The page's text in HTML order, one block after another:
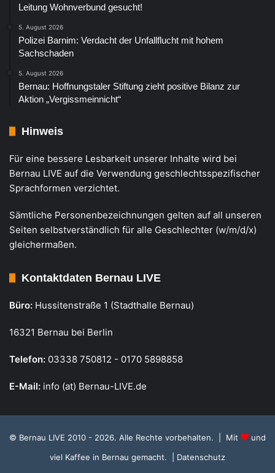
Leitung Wohnverbund gesucht!
5. August 2026
Polizei Barnim: Verdacht der Unfallflucht mit hohem
Sachschaden
5. August 2026
Bernau: Hoffnungstaler Stiftung zieht positive Bilanz zur
Aktion „Vergissmeinnicht“
Hinweis
Für eine bessere Lesbarkeit unserer Inhalte wird bei
Bernau LIVE auf die Verwendung geschlechtsspezifischer
Sprachformen verzichtet.
Sämtliche Personenbezeichnungen gelten auf all unseren
Seiten selbstverständlich für alle Geschlechter (w/m/d/x)
gleichermaßen.
Kontaktdaten Bernau LIVE
Büro: Hussitenstraße 1 (Stadthalle Bernau)
16321 Bernau bei Berlin
Telefon: 03338 750812 - 0170 5898858
E-Mail: info (at) Bernau-LIVE.de
© Bernau LIVE 2010 - 2026. Alle Rechte vorbehalten. | Mit
und
viel Kaffee in Bernau gemacht.
| Datenschutz